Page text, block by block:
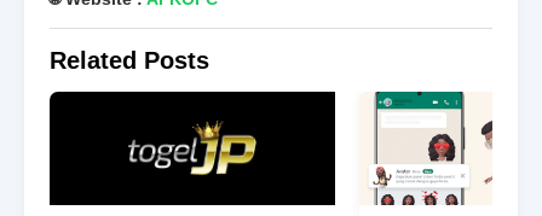
Related Posts